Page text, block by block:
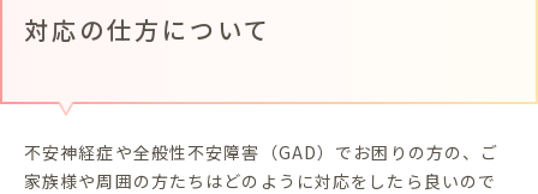
対応の仕方について
不安神経症や全般性不安障害（GAD）でお困りの方の、ご
家族様や周囲の方たちはどのように対応をしたら良いので